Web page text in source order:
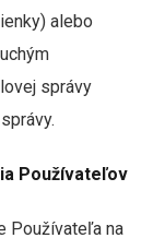
alebo
správy
Používateľov
Používateľa na